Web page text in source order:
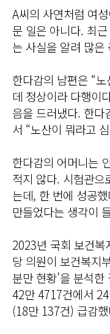
A씨의 사연처럼 여
문 일은 아니다. 최
는 사실을 알려 많은
한다감의 남편은 “
데 정상이라 다행이
음을 드러냈다. 한다
서 “노산이 뭐라고
한다감의 어머니는
적지 않다. 시험관으
는데, 한 번에 성공
만들었다는 생각이
2023년 국회 보건복
당 의원이 보건복지
분만 현황’을 분석
42만 4717건에서
(18만 137건) 급감